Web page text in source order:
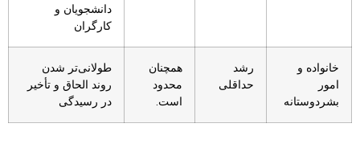
دانشجویان و
کارگران
خانواده و
امور
بشردوستانه
رشد
حداقلی
همچنان
محدود
است.
طولانی‌تر شدن
روند الحاق و تأخیر
در رسیدگی